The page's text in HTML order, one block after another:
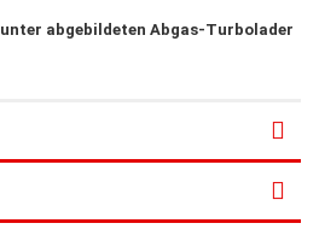
abgebildeten Abgas-Turbolader